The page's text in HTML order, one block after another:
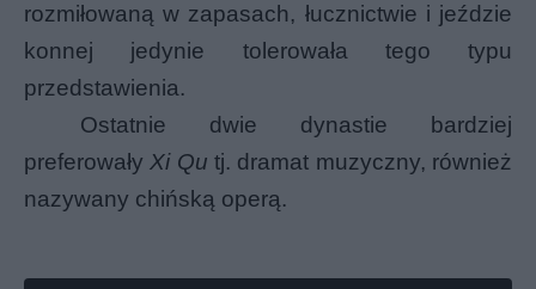
rozmiłowaną w zapasach, łucznictwie i jeździe
konnej jedynie tolerowała tego typu
przedstawienia.
Ostatnie dwie dynastie bardziej
preferowały Xi Qu tj. dramat muzyczny, również
nazywany chińską operą.